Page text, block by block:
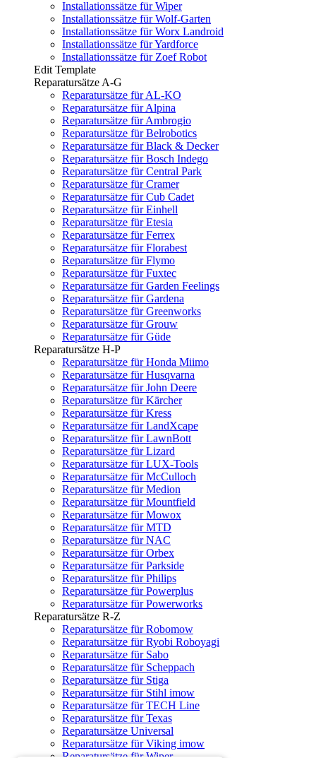
Installationssätze für Wiper
Installationssätze für Wolf-Garten
Installationssätze für Worx Landroid
Installationssätze für Yardforce
Installationssätze für Zoef Robot
Edit Template
Reparatursätze A-G
Reparatursätze für AL-KO
Reparatursätze für Alpina
Reparatursätze für Ambrogio
Reparatursätze für Belrobotics
Reparatursätze für Black & Decker
Reparatursätze für Bosch Indego
Reparatursätze für Central Park
Reparatursätze für Cramer
Reparatursätze für Cub Cadet
Reparatursätze für Einhell
Reparatursätze für Etesia
Reparatursätze für Ferrex
Reparatursätze für Florabest
Reparatursätze für Flymo
Reparatursätze für Fuxtec
Reparatursätze für Garden Feelings
Reparatursätze für Gardena
Reparatursätze für Greenworks
Reparatursätze für Grouw
Reparatursätze für Güde
Reparatursätze H-P
Reparatursätze für Honda Miimo
Reparatursätze für Husqvarna
Reparatursätze für John Deere
Reparatursätze für Kärcher
Reparatursätze für Kress
Reparatursätze für LandXcape
Reparatursätze für LawnBott
Reparatursätze für Lizard
Reparatursätze für LUX-Tools
Reparatursätze für McCulloch
Reparatursätze für Medion
Reparatursätze für Mountfield
Reparatursätze für Mowox
Reparatursätze für MTD
Reparatursätze für NAC
Reparatursätze für Orbex
Reparatursätze für Parkside
Reparatursätze für Philips
Reparatursätze für Powerplus
Reparatursätze für Powerworks
Reparatursätze R-Z
Reparatursätze für Robomow
Reparatursätze für Ryobi Roboyagi
Reparatursätze für Sabo
Reparatursätze für Scheppach
Reparatursätze für Stiga
Reparatursätze für Stihl imow
Reparatursätze für TECH Line
Reparatursätze für Texas
Reparatursätze Universal
Reparatursätze für Viking imow